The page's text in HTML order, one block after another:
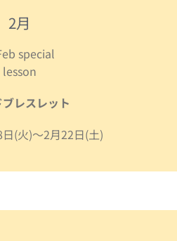
2月
レスレット
(火)～2月22日(土)